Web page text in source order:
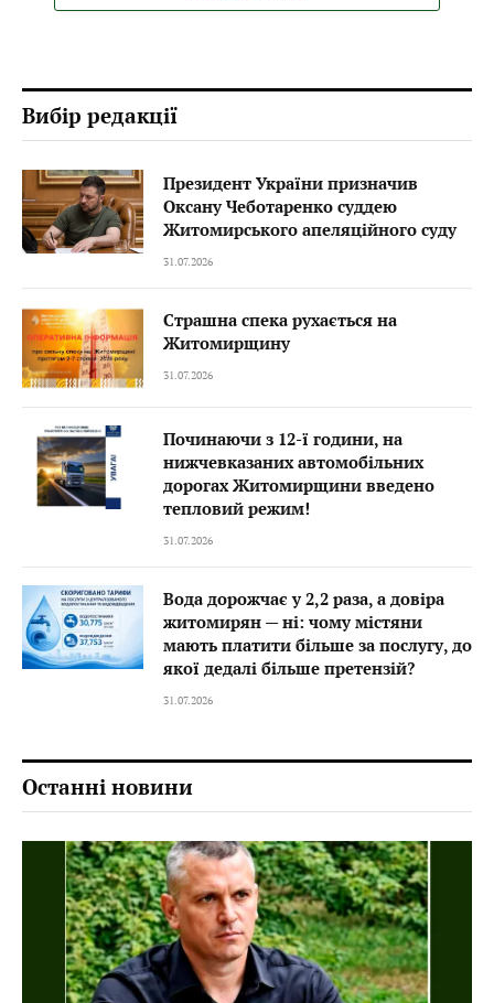
Вибір редакції
Президент України призначив
Оксану Чеботаренко суддею
Житомирського апеляційного суду
31.07.2026
Страшна спека рухається на
Житомирщину
31.07.2026
Починаючи з 12-ї години, на
нижчевказаних автомобільних
дорогах Житомирщини введено
тепловий режим!
31.07.2026
Вода дорожчає у 2,2 раза, а довіра
житомирян — ні: чому містяни
мають платити більше за послугу, до
якої дедалі більше претензій?
31.07.2026
Останні новини